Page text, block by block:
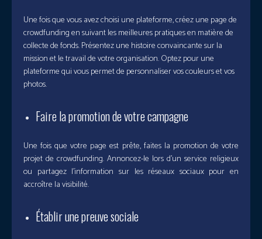
Une fois que vous avez choisi une plateforme, créez une page de
crowdfunding en suivant les meilleures pratiques en matière de
collecte de fonds. Présentez une histoire convaincante sur la
mission et le travail de votre organisation. Optez pour une
plateforme qui vous permet de personnaliser vos couleurs et vos
photos.
Faire la promotion de votre campagne
Une fois que votre page est prête, faites la promotion de votre
projet de crowdfunding. Annoncez-le lors d’un service religieux
ou partagez l’information sur les réseaux sociaux pour en
accroître la visibilité.
Établir une preuve sociale